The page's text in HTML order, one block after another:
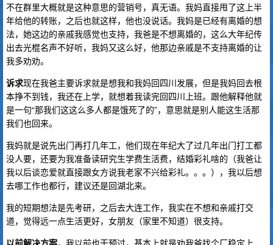
不在群里大概就是这种意思的营销号，真无语。我妈直接甩了这上半
年给他的转账，之后也就这样，他也没说话。我妈是已经有离婚的想
法，她这边的亲戚我感觉也支持，我爸是不想离婚的，这么大年纪传
出去光棍名声不好听，我妈又这么好，他那边亲戚是不支持离婚的让
我多劝劝。
诉求现在我爸主要诉求就是想我和我妈回四川发展，但是我妈回去根
本挣不到钱，我还在上学，就想着我读完回四川上班。跟他解释他就
是一句“那我们这这么多人都是饿死了的”，意思就是别人能这生活那
我们也回来。
我妈就是说先出门再打几年工，他们现在年纪大了过几年出门打工都
没人要，还要为我准备读研究生学费生活费，结婚彩礼啥的（我爸让
我以后谈恋爱就直接跟女方说我老家不兴给彩礼。。。），我以后想
去哪工作也都行，建议还是回湖北来。
我的短期想法是先考研，之后去大连工作，我实在不想和亲戚打交
道，觉得远一点生活更好，女朋友（家里不知道）很支持。
以前解决方案，我以前也干预过，基本上就是劝我爸找个厂稳定上